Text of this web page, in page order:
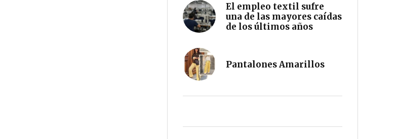
El empleo textil sufre
una de las mayores caídas
de los últimos años
Pantalones Amarillos